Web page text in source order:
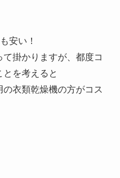
安い！
掛かりますが、都度コ
を考えると
衣類乾燥機の方がコス